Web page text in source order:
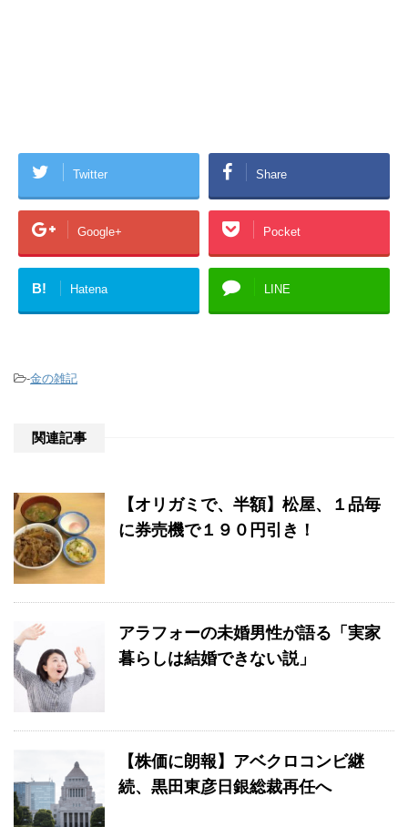
Twitter Share
Google+ Pocket
B! Hatena LINE
-金の雑記
関連記事
【オリガミで、半額】松屋、１品毎
に券売機で１９０円引き！
アラフォーの未婚男性が語る「実家
暮らしは結婚できない説」
【株価に朗報】アベクロコンビ継
続、黒田東彦日銀総裁再任へ